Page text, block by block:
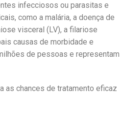
infecciosos ou parasitas e
como a malária, a doença de
visceral (LV), a filariose
causas de morbidade e
de pessoas e representam
as chances de tratamento eficaz